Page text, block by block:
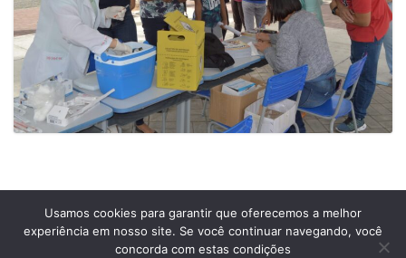
Prefeitura Municipal de Comendador Levy Gasparian
Est União Indústria, S/Nº, KM 131 Exposição, Comendador Levy Gasparian /RJ –
Usamos cookies para garantir que oferecemos a melhor
experiência em nosso site. Se você continuar navegando, você
concorda com estas condições